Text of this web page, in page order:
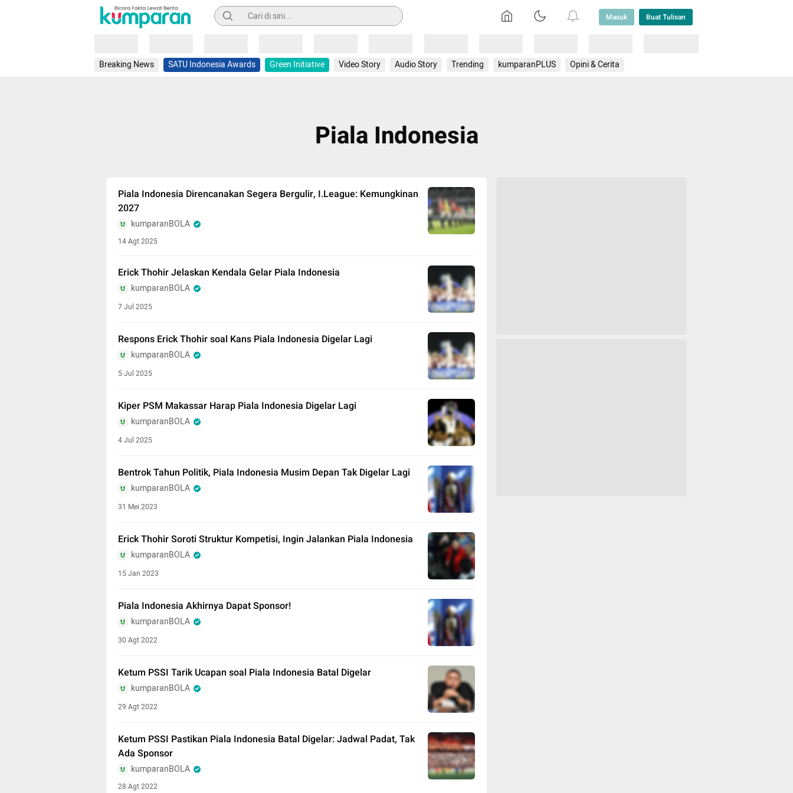
Pencarian Masuk Buat Tulisan
Breaking News SATU Indonesia Awards Green Initiative Video Story Audio Story Trending kumparanPLUS Opini & Cerita
Piala Indonesia
Piala Indonesia Direncanakan Segera Bergulir, I.League: Kemungkinan
2027
kumparanBOLA
14 Agt 2025
Erick Thohir Jelaskan Kendala Gelar Piala Indonesia
kumparanBOLA
7 Jul 2025
Respons Erick Thohir soal Kans Piala Indonesia Digelar Lagi
kumparanBOLA
5 Jul 2025
Kiper PSM Makassar Harap Piala Indonesia Digelar Lagi
kumparanBOLA
4 Jul 2025
Bentrok Tahun Politik, Piala Indonesia Musim Depan Tak Digelar Lagi
kumparanBOLA
31 Mei 2023
Erick Thohir Soroti Struktur Kompetisi, Ingin Jalankan Piala Indonesia
kumparanBOLA
15 Jan 2023
Piala Indonesia Akhirnya Dapat Sponsor!
kumparanBOLA
30 Agt 2022
Ketum PSSI Tarik Ucapan soal Piala Indonesia Batal Digelar
kumparanBOLA
29 Agt 2022
Ketum PSSI Pastikan Piala Indonesia Batal Digelar: Jadwal Padat, Tak
Ada Sponsor
kumparanBOLA
28 Agt 2022